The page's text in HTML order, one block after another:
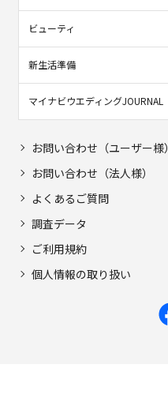
ビューティ
新生活準備
マイナビウエディングJOURNAL
お問い合わせ（ユーザー様）
お問い合わせ（法人様）
よくあるご質問
調査データ
ご利用規約
個人情報の取り扱い